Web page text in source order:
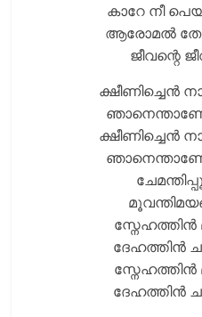
കാറേ നീ
ആരോമല്‍
ജീവന്റെ
സ്നേഹത്തിന്‍
ദേഹത്തിന്‍
സ്നേഹത്തിന്‍
ദേഹത്തിന്‍